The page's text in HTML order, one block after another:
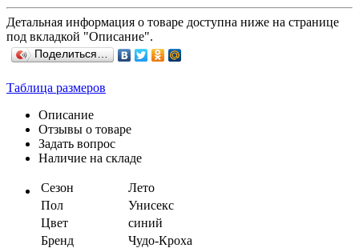
Детальная информация о товаре доступна ниже на странице
под вкладкой "Описание".
Поделиться…
Таблица размеров
Описание
Отзывы о товаре
Задать вопрос
Наличие на складе
Сезон
Лето
Пол
Унисекс
Цвет
синий
Бренд
Чудо-Кроха